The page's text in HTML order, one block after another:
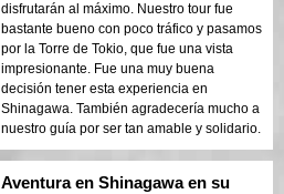
disfrutarán al máximo. Nuestro tour fue
bastante bueno con poco tráfico y pasamos
por la Torre de Tokio, que fue una vista
impresionante. Fue una muy buena
decisión tener esta experiencia en
Shinagawa. También agradecería mucho a
nuestro guía por ser tan amable y solidario.
Aventura en Shinagawa en su